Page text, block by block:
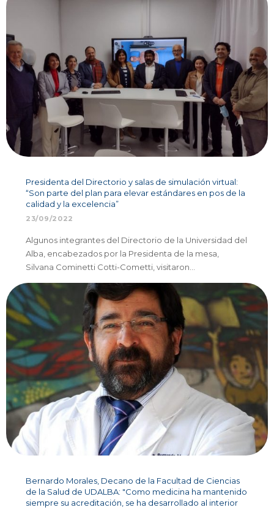
Presidenta del Directorio y salas de simulación virtual:
“Son parte del plan para elevar estándares en pos de la
calidad y la excelencia”
23/09/2022
Algunos integrantes del Directorio de la Universidad del
Alba, encabezados por la Presidenta de la mesa,
Silvana Cominetti Cotti-Cometti, visitaron…
Bernardo Morales, Decano de la Facultad de Ciencias
de la Salud de UDALBA: "Como medicina ha mantenido
siempre su acreditación, se ha desarrollado al interior